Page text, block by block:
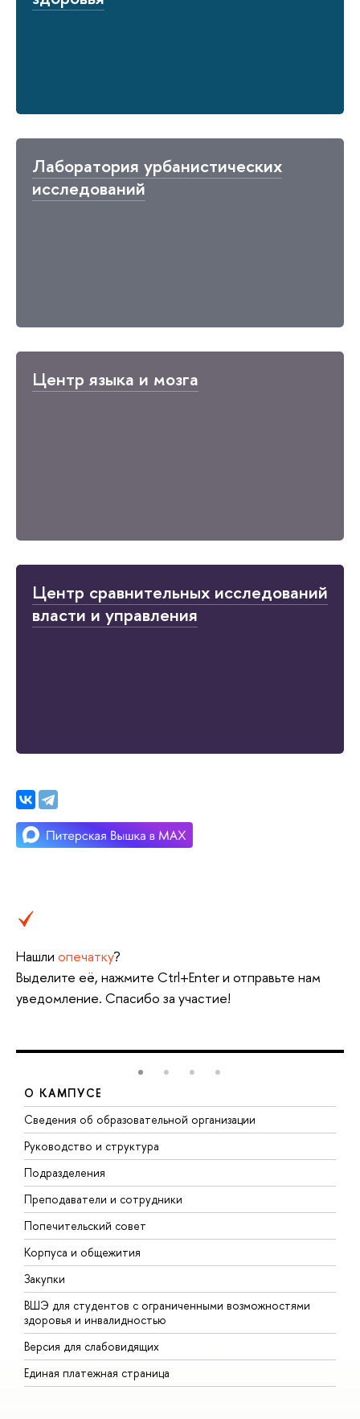
Лаборатория урбанистических
исследований
Центр языка и мозга
Центр сравнительных исследований
власти и управления
Нашли опечатку?
Выделите её, нажмите Ctrl+Enter и отправьте нам
уведомление. Спасибо за участие!
О КАМПУСЕ
Сведения об образовательной организации
Руководство и структура
Подразделения
Преподаватели и сотрудники
Попечительский совет
Корпуса и общежития
Закупки
ВШЭ для студентов с ограниченными возможностями
здоровья и инвалидностью
Версия для слабовидящих
Единая платежная страница